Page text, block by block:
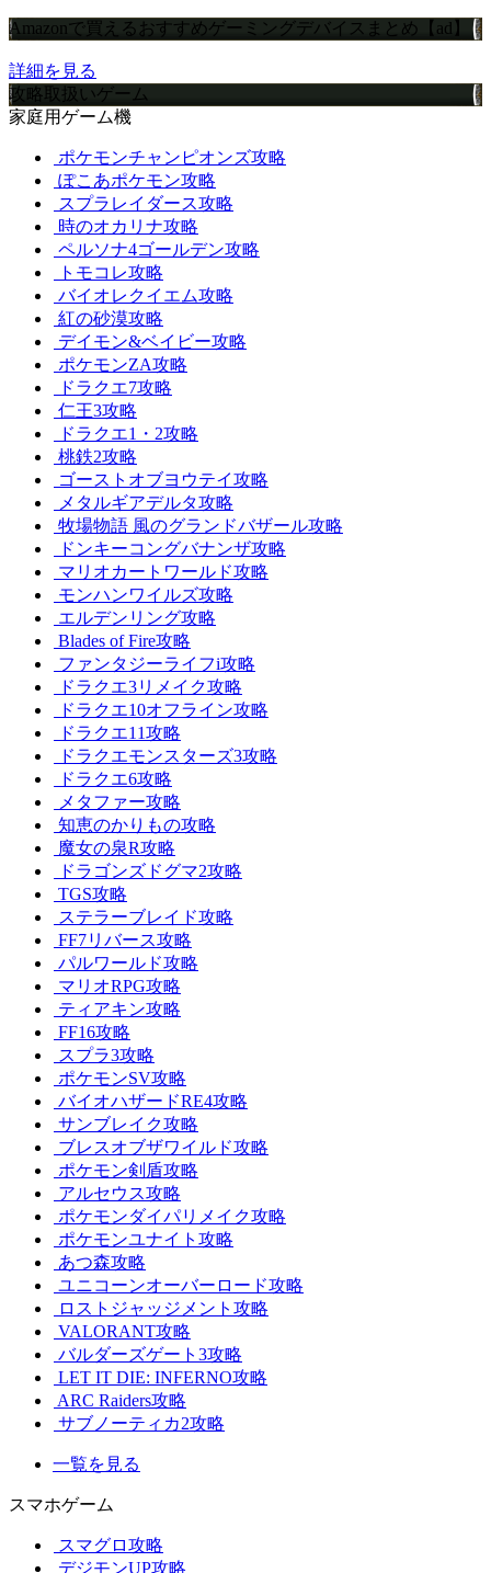
Amazonで買えるおすすめゲーミングデバイスまとめ【ad】
詳細を見る
攻略取扱いゲーム
家庭用ゲーム機
ポケモンチャンピオンズ攻略
ぽこあポケモン攻略
スプラレイダース攻略
時のオカリナ攻略
ペルソナ4ゴールデン攻略
トモコレ攻略
バイオレクイエム攻略
紅の砂漠攻略
デイモン&ベイビー攻略
ポケモンZA攻略
ドラクエ7攻略
仁王3攻略
ドラクエ1・2攻略
桃鉄2攻略
ゴーストオブヨウテイ攻略
メタルギアデルタ攻略
牧場物語 風のグランドバザール攻略
ドンキーコングバナンザ攻略
マリオカートワールド攻略
モンハンワイルズ攻略
エルデンリング攻略
Blades of Fire攻略
ファンタジーライフi攻略
ドラクエ3リメイク攻略
ドラクエ10オフライン攻略
ドラクエ11攻略
ドラクエモンスターズ3攻略
ドラクエ6攻略
メタファー攻略
知恵のかりもの攻略
魔女の泉R攻略
ドラゴンズドグマ2攻略
TGS攻略
ステラーブレイド攻略
FF7リバース攻略
パルワールド攻略
マリオRPG攻略
ティアキン攻略
FF16攻略
スプラ3攻略
ポケモンSV攻略
バイオハザードRE4攻略
サンブレイク攻略
ブレスオブザワイルド攻略
ポケモン剣盾攻略
アルセウス攻略
ポケモンダイパリメイク攻略
ポケモンユナイト攻略
あつ森攻略
ユニコーンオーバーロード攻略
ロストジャッジメント攻略
VALORANT攻略
バルダーズゲート3攻略
LET IT DIE: INFERNO攻略
ARC Raiders攻略
サブノーティカ2攻略
一覧を見る
スマホゲーム
スマグロ攻略
デジモンUP攻略